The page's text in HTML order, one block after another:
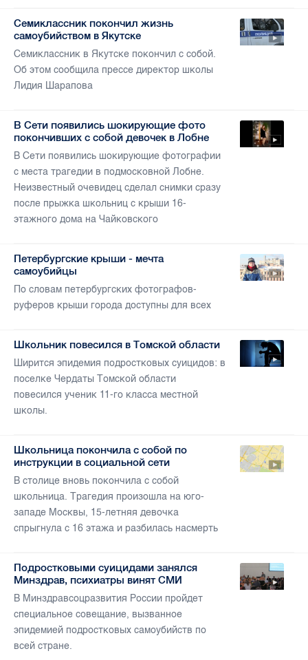
Семиклассник покончил жизнь
самоубийством в Якутске
Семиклассник в Якутске покончил с собой.
Об этом сообщила прессе директор школы
Лидия Шарапова
В Сети появились шокирующие фото
покончивших с собой девочек в Лобне
В Сети появились шокирующие фотографии
с места трагедии в подмосковной Лобне.
Неизвестный очевидец сделал снимки сразу
после прыжка школьниц с крыши 16-
этажного дома на Чайковского
Петербургские крыши - мечта
самоубийцы
По словам петербургских фотографов-
руферов крыши города доступны для всех
Школьник повесился в Томской области
Ширится эпидемия подростковых суицидов: в
поселке Чердаты Томской области
повесился ученик 11-го класса местной
школы.
Школьница покончила с собой по
инструкции в социальной сети
В столице вновь покончила с собой
школьница. Трагедия произошла на юго-
западе Москвы, 15-летняя девочка
спрыгнула с 16 этажа и разбилась насмерть
Подростковыми суицидами занялся
Минздрав, психиатры винят СМИ
В Минздравсоцразвития России пройдет
специальное совещание, вызванное
эпидемией подростковых самоубийств по
всей стране.